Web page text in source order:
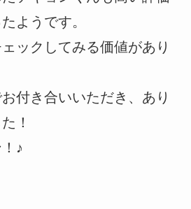
ようです。
ックしてみる価値があり
付き合いいただき、あり
！
♪